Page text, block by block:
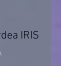
IRIS